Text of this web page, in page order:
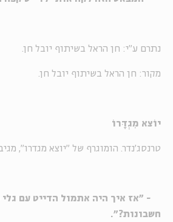
נתרם ע"י: חן הראל בשיתוף יובל חן.
מקור: חן הראל בשיתוף יובל חן.
יוֹצא מִגְדָּרוֹ
טרנסג'נדר. הומוגרף של "יוצא מגדרו",
- "אז איך היה אתמול הדייט עם
חשבונות?".